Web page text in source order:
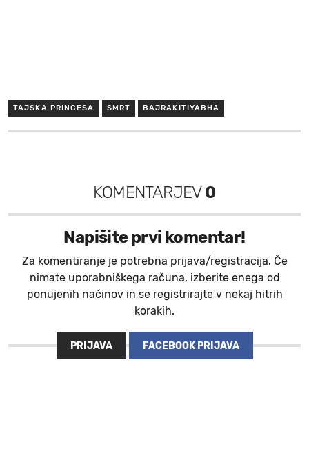
TAJSKA PRINCESA SMRT BAJRAKITIYABHA
KOMENTARJEV0
Napišite prvi komentar!
Za komentiranje je potrebna prijava/registracija. Če
nimate uporabniškega računa, izberite enega od
ponujenih načinov in se registrirajte v nekaj hitrih
korakih.
PRIJAVA FACEBOOK PRIJAVA